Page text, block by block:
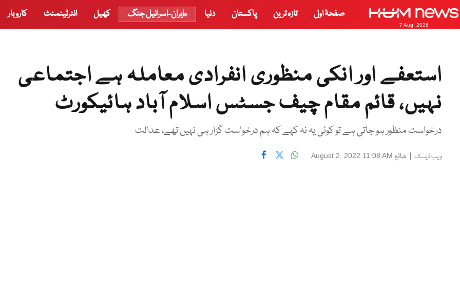
7 Aug, 2026
صفحۂ اول تازہ ترین پاکستان دنیا ایران-اسرائیل جنگ کھیل انٹرٹینمنٹ کاروبار
استعفے اور انکی منظوری انفرادی معاملہ ہے اجتماعی
نہیں، قائم مقام چیف جسٹس اسلام آباد ہائیکورٹ
درخواست منظور ہو جاتی ہے تو کوئی یہ نہ کہے کہ ہم درخواست گزار ہی نہیں تھے، عدالت
ویب ڈیسک | شائع August 2, 2022 11:08 AM